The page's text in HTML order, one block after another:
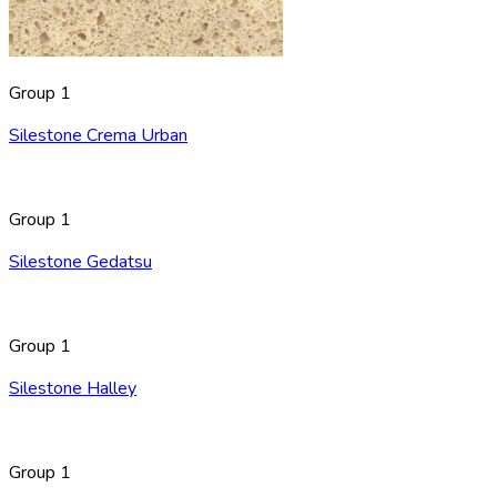
Group 1
Silestone Crema Urban
Group 1
Silestone Gedatsu
Group 1
Silestone Halley
Group 1